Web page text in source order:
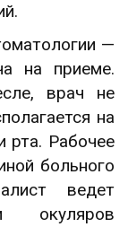
—
на приеме.
врач не
на
рта. Рабочее
больного
ведет
окуляров